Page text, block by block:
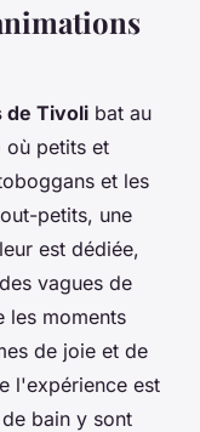
de Tivoli bat au
où petits et
et les
petits, une
est dédiée,
vagues de
les moments
de joie et de
l'expérience est
bain y sont